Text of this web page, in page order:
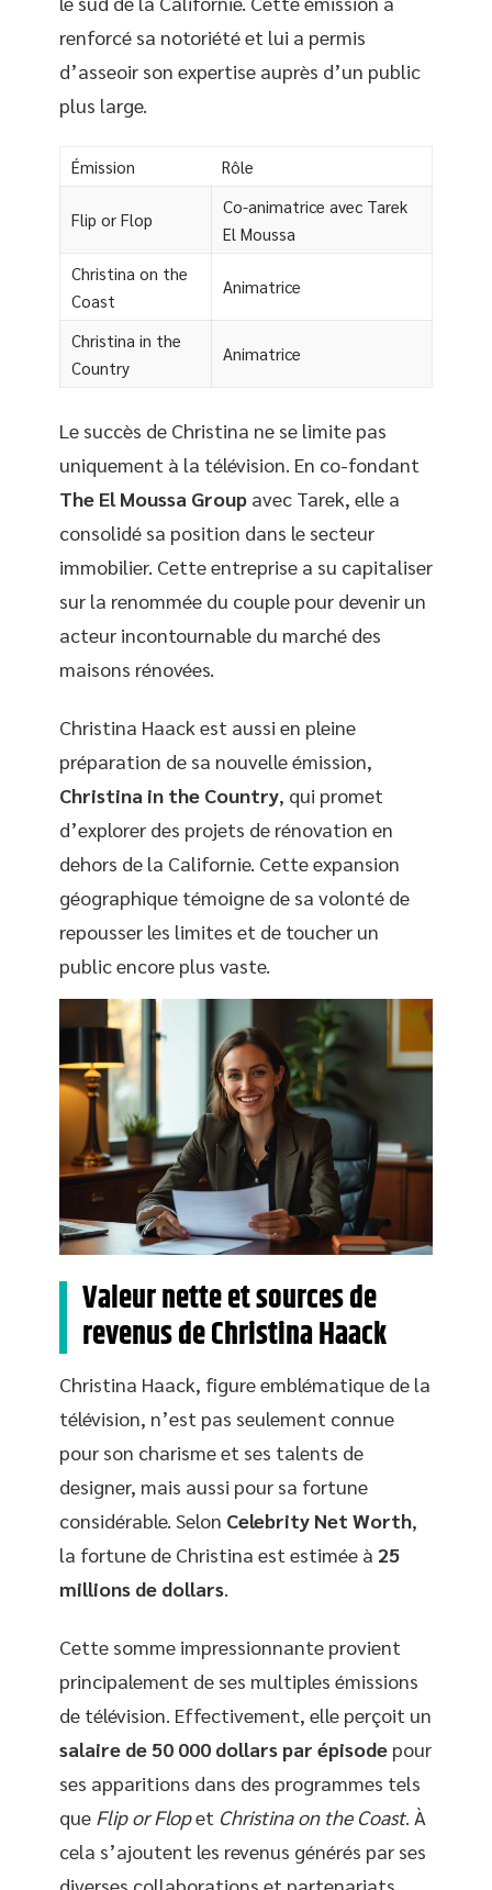
renforcé sa notoriété et lui a permis
d’asseoir son expertise auprès d’un public
plus large.
Émission Rôle
Flip or Flop
Co-animatrice avec Tarek
El Moussa
Christina on the
Coast
Animatrice
Christina in the
Country
Animatrice
Le succès de Christina ne se limite pas
uniquement à la télévision. En co-fondant
The El Moussa Group avec Tarek, elle a
consolidé sa position dans le secteur
immobilier. Cette entreprise a su capitaliser
sur la renommée du couple pour devenir un
acteur incontournable du marché des
maisons rénovées.
Christina Haack est aussi en pleine
préparation de sa nouvelle émission,
Christina in the Country, qui promet
d’explorer des projets de rénovation en
dehors de la Californie. Cette expansion
géographique témoigne de sa volonté de
repousser les limites et de toucher un
public encore plus vaste.
Valeur nette et sources de
revenus de Christina Haack
Christina Haack, figure emblématique de la
télévision, n’est pas seulement connue
pour son charisme et ses talents de
designer, mais aussi pour sa fortune
considérable. Selon Celebrity Net Worth,
la fortune de Christina est estimée à 25
millions de dollars.
Cette somme impressionnante provient
principalement de ses multiples émissions
de télévision. Effectivement, elle perçoit un
salaire de 50 000 dollars par épisode pour
ses apparitions dans des programmes tels
que Flip or Flopet Christina on the Coast. À
cela s’ajoutent les revenus générés par ses